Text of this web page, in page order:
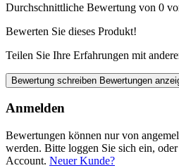
Durchschnittliche Bewertung von 0
Bewerten Sie dieses Produkt!
Teilen Sie Ihre Erfahrungen mit
Bewertung schreiben Bewertungen
Anmelden
Bewertungen können nur von
werden. Bitte loggen Sie sich ein,
Account. Neuer Kunde?